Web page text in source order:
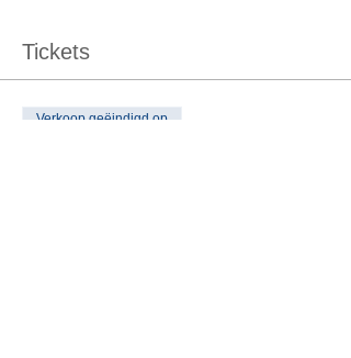
Tickets
Verkoop geëindigd op